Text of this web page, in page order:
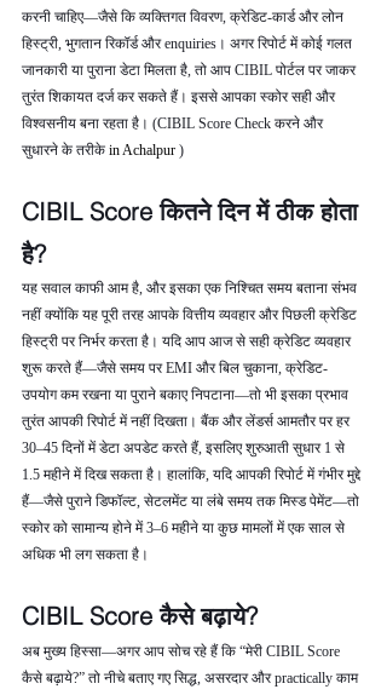
करनी चाहिए—जैसे कि व्यक्तिगत विवरण, क्रेडिट-कार्ड और लोन
हिस्ट्री, भुगतान रिकॉर्ड और enquiries। अगर रिपोर्ट में कोई गलत
जानकारी या पुराना डेटा मिलता है, तो आप CIBIL पोर्टल पर जाकर
तुरंत शिकायत दर्ज कर सकते हैं। इससे आपका स्कोर सही और
विश्वसनीय बना रहता है। (CIBIL Score Check करने और
सुधारने के तरीके in Achalpur )
CIBIL Score कितने दिन में ठीक होता
है?
यह सवाल काफी आम है, और इसका एक निश्चित समय बताना संभव
नहीं क्योंकि यह पूरी तरह आपके वित्तीय व्यवहार और पिछली क्रेडिट
हिस्ट्री पर निर्भर करता है। यदि आप आज से सही क्रेडिट व्यवहार
शुरू करते हैं—जैसे समय पर EMI और बिल चुकाना, क्रेडिट-
उपयोग कम रखना या पुराने बकाए निपटाना—तो भी इसका प्रभाव
तुरंत आपकी रिपोर्ट में नहीं दिखता। बैंक और लेंडर्स आमतौर पर हर
30–45 दिनों में डेटा अपडेट करते हैं, इसलिए शुरुआती सुधार 1 से
1.5 महीने में दिख सकता है। हालांकि, यदि आपकी रिपोर्ट में गंभीर मुद्दे
हैं—जैसे पुराने डिफॉल्ट, सेटलमेंट या लंबे समय तक मिस्ड पेमेंट—तो
स्कोर को सामान्य होने में 3–6 महीने या कुछ मामलों में एक साल से
अधिक भी लग सकता है।
CIBIL Score कैसे बढ़ाये?
अब मुख्य हिस्सा—अगर आप सोच रहे हैं कि “मेरी CIBIL Score
कैसे बढ़ाये?” तो नीचे बताए गए सिद्ध, असरदार और practically काम